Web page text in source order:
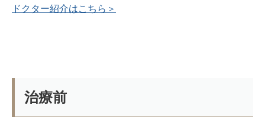
ドクター紹介はこちら＞
治療前